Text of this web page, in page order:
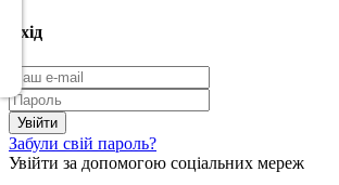
Вхід
Забули свій пароль?
Увійти за допомогою соціальних мереж
Скачать
(Розн.)
Скачать
CSV
(Опт)